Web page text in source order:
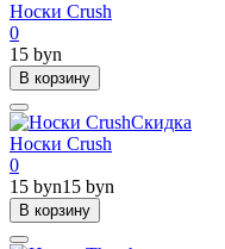
Носки Crush
0
15 byn
В корзину
Скидка
Носки Crush
0
15 byn15 byn
В корзину